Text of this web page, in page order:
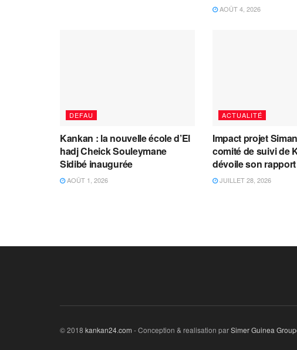
AOÛT 4, 2026
DEFAU
Kankan : la nouvelle école d’El
hadj Cheick Souleymane
Sidibé inaugurée
AOÛT 1, 2026
ACTUALITÉ
Impact projet
comité de suivi de
dévoile son
JUILLET 28, 2026
© 2018 kankan24.com - Conception & realisation parSimer Guinea